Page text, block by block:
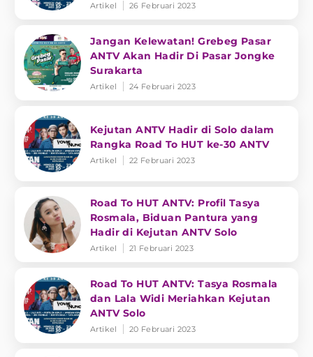
Artikel 26 Februari 2023
Jangan Kelewatan! Grebeg Pasar
ANTV Akan Hadir Di Pasar Jongke
Surakarta
Artikel 24 Februari 2023
Kejutan ANTV Hadir di Solo dalam
Rangka Road To HUT ke-30 ANTV
Artikel 22 Februari 2023
Road To HUT ANTV: Profil Tasya
Rosmala, Biduan Pantura yang
Hadir di Kejutan ANTV Solo
Artikel 21 Februari 2023
Road To HUT ANTV: Tasya Rosmala
dan Lala Widi Meriahkan Kejutan
ANTV Solo
Artikel 20 Februari 2023